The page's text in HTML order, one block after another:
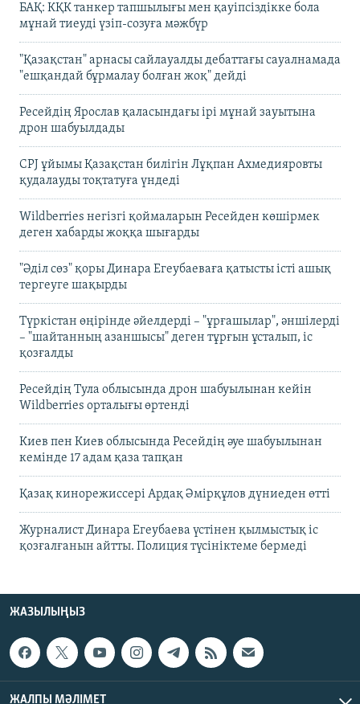
БАҚ: КҚК танкер тапшылығы мен қауіпсіздікке бола
мұнай тиеуді үзіп-созуға мәжбүр
"Қазақстан" арнасы сайлауалды дебаттағы сауалнамада
"ешқандай бұрмалау болған жоқ" дейді
Ресейдің Ярослав қаласындағы ірі мұнай зауытына
дрон шабуылдады
CPJ ұйымы Қазақстан билігін Лұқпан Ахмедияровты
қудалауды тоқтатуға үндеді
Wildberries негізгі қоймаларын Ресейден көшірмек
деген хабарды жоққа шығарды
"Әділ сөз" қоры Динара Егеубаеваға қатысты істі ашық
тергеуге шақырды
Түркістан өңірінде әйелдерді – "ұрғашылар", әншілерді
– "шайтанның азаншысы" деген тұрғын ұсталып, іс
қозғалды
Ресейдің Тула облысында дрон шабуылынан кейін
Wildberries орталығы өртенді
Киев пен Киев облысында Ресейдің әуе шабуылынан
кемінде 17 адам қаза тапқан
Қазақ кинорежиссері Ардақ Әмірқұлов дүниеден өтті
Журналист Динара Егеубаева үстінен қылмыстық іс
қозғалғанын айтты. Полиция түсініктеме бермеді
ЖАЗЫЛЫҢЫЗ
ЖАЛПЫ МӘЛІМЕТ